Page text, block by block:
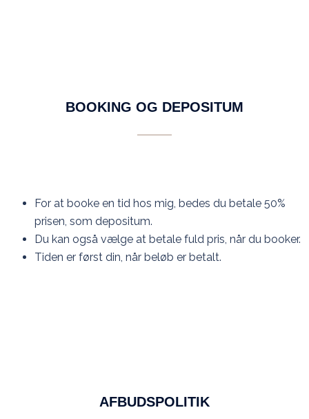
BOOKING OG DEPOSITUM
For at booke en tid hos mig, bedes du betale 50%
prisen, som depositum.
Du kan også vælge at betale fuld pris, når du booker.
Tiden er først din, når beløb er betalt.
AFBUDSPOLITIK